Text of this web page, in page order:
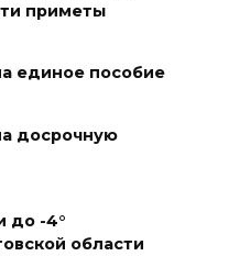
набережной
приметы
единое пособие
досрочную
до -4°
области